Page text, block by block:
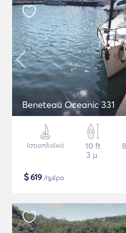
Beneteau Oceanic 331
Ιστιοπλοϊκό
10 ft
3 μ.
$619 /ημέρα